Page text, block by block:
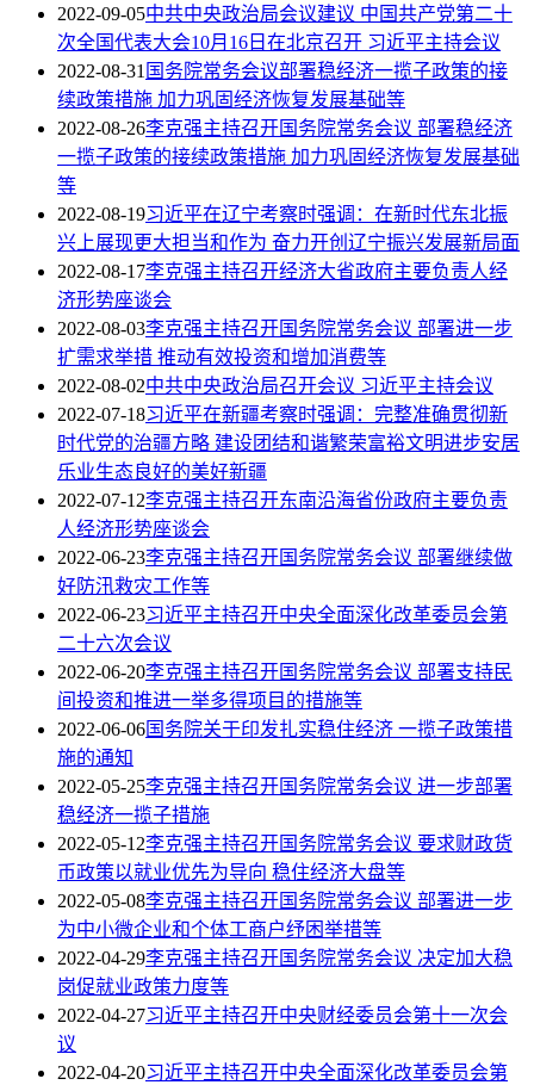
2022-09-05中共中央政治局会议建议 中国共产党第二十
次全国代表大会10月16日在北京召开 习近平主持会议
2022-08-31 国务院常务会议部署稳经济一揽子政策的接
续政策措施 加力巩固经济恢复发展基础等
2022-08-26李克强主持召开国务院常务会议 部署稳经济
一揽子政策的接续政策措施 加力巩固经济恢复发展基础
等
2022-08-19习近平在辽宁考察时强调：在新时代东北振
兴上展现更大担当和作为 奋力开创辽宁振兴发展新局面
2022-08-17李克强主持召开经济大省政府主要负责人经
济形势座谈会
2022-08-03李克强主持召开国务院常务会议 部署进一步
扩需求举措 推动有效投资和增加消费等
2022-08-02中共中央政治局召开会议 习近平主持会议
2022-07-18习近平在新疆考察时强调：完整准确贯彻新
时代党的治疆方略 建设团结和谐繁荣富裕文明进步安居
乐业生态良好的美好新疆
2022-07-12李克强主持召开东南沿海省份政府主要负责
人经济形势座谈会
2022-06-23李克强主持召开国务院常务会议 部署继续做
好防汛救灾工作等
2022-06-23习近平主持召开中央全面深化改革委员会第
二十六次会议
2022-06-20李克强主持召开国务院常务会议 部署支持民
间投资和推进一举多得项目的措施等
2022-06-06国务院关于印发扎实稳住经济 一揽子政策措
施的通知
2022-05-25李克强主持召开国务院常务会议 进一步部署
稳经济一揽子措施
2022-05-12李克强主持召开国务院常务会议 要求财政货
币政策以就业优先为导向 稳住经济大盘等
2022-05-08李克强主持召开国务院常务会议 部署进一步
为中小微企业和个体工商户纾困举措等
2022-04-29李克强主持召开国务院常务会议 决定加大稳
岗促就业政策力度等
2022-04-27习近平主持召开中央财经委员会第十一次会
议
2022-04-20习近平主持召开中央全面深化改革委员会第